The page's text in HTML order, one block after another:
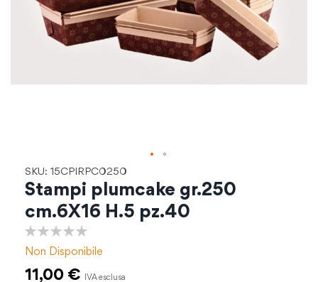
SKU: 15CPIRPC0250
Stampi plumcake gr.250
cm.6X16 H.5 pz.40
Non Disponibile
11,00 €
all'inizio
galleria